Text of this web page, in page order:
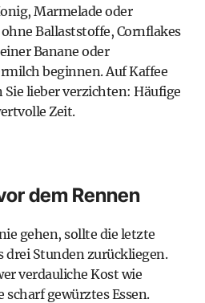
Marmelade oder
Ballaststoffe, Cornflakes
Banane oder
beginnen. Auf Kaffee
lieber verzichten: Häufige
Zeit.
dem Rennen
gehen, sollte die letzte
drei Stunden zurückliegen.
verdauliche Kost wie
scharf gewürztes Essen.